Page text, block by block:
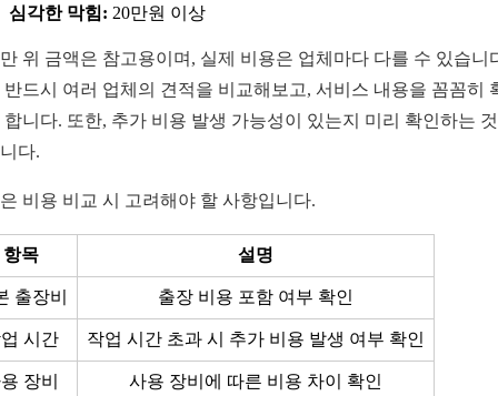
심각한 막힘: 20만원 이상
위 금액은 참고용이며, 실제 비용은 업체마다 다를 수 있습니
반드시 여러 업체의 견적을 비교해보고, 서비스 내용을 꼼꼼히
합니다. 또한, 추가 비용 발생 가능성이 있는지 미리 확인하는
다.
비용 비교 시 고려해야 할 사항입니다.
항목 설명
출장비 출장 비용 포함 여부 확인
시간 작업 시간 초과 시 추가 비용 발생 여부 확인
장비 사용 장비에 따른 비용 차이 확인